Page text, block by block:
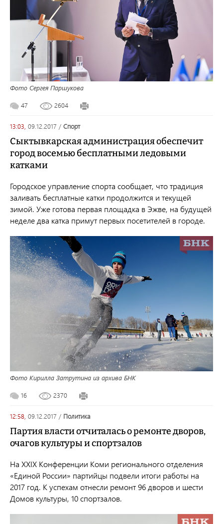
Фото Сергея Паршукова
47 2604
13:03, 09.12.2017 / спорт
Сыктывкарская администрация обеспечит
город восемью бесплатными ледовыми
катками
Городское управление спорта сообщает, что традиция
заливать бесплатные катки продолжится и текущей
зимой. Уже готова первая площадка в Эжве, на будущей
неделе два катка примут первых посетителей в городе.
Фото Кирилла Затрутина из архива БНК
16 2370
12:58, 09.12.2017 / политика
Партия власти отчиталась о ремонте дворов,
очагов культуры и спортзалов
На XXIX Конференции Коми регионального отделения
«Единой России» партийцы подвели итоги работы на
2017 год. К успехам отнесли ремонт 96 дворов и шести
Домов культуры, 10 спортзалов.